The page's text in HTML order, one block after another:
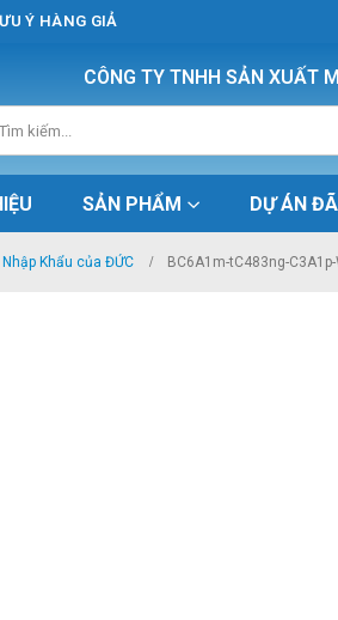
Ý HÀNG GIẢ
CÔNG TY TNHH SẢN XUẤT
SẢN PHẨM DỰ ÁN
Nhập Khẩu của ĐỨC BC6A1m-tC483ng-